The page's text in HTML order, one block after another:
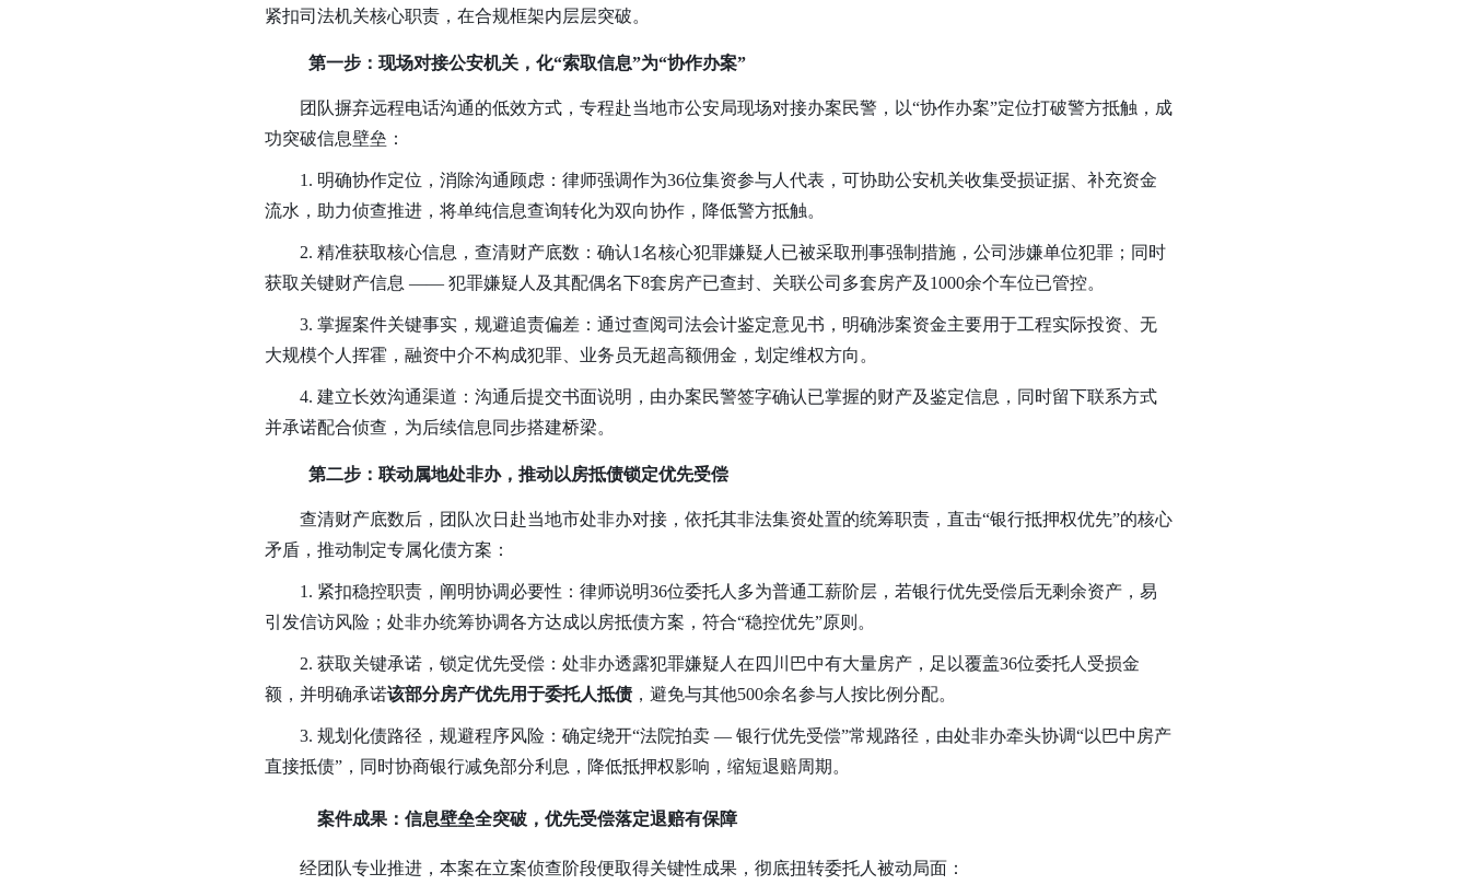
紧扣司法机关核心职责，在合规框架内层层突破。
第一步：现场对接公安机关，化“索取信息”为“协作办案”
团队摒弃远程电话沟通的低效方式，专程赴当地市公安局现场对接办案民警，以“协作办案”定位打破警方抵触，成
功突破信息壁垒：
1. 明确协作定位，消除沟通顾虑：律师强调作为36位集资参与人代表，可协助公安机关收集受损证据、补充资金
流水，助力侦查推进，将单纯信息查询转化为双向协作，降低警方抵触。
2. 精准获取核心信息，查清财产底数：确认1名核心犯罪嫌疑人已被采取刑事强制措施，公司涉嫌单位犯罪；同时
获取关键财产信息 —— 犯罪嫌疑人及其配偶名下8套房产已查封、关联公司多套房产及1000余个车位已管控。
3. 掌握案件关键事实，规避追责偏差：通过查阅司法会计鉴定意见书，明确涉案资金主要用于工程实际投资、无
大规模个人挥霍，融资中介不构成犯罪、业务员无超高额佣金，划定维权方向。
4. 建立长效沟通渠道：沟通后提交书面说明，由办案民警签字确认已掌握的财产及鉴定信息，同时留下联系方式
并承诺配合侦查，为后续信息同步搭建桥梁。
第二步：联动属地处非办，推动以房抵债锁定优先受偿
查清财产底数后，团队次日赴当地市处非办对接，依托其非法集资处置的统筹职责，直击“银行抵押权优先”的核心
矛盾，推动制定专属化债方案：
1. 紧扣稳控职责，阐明协调必要性：律师说明36位委托人多为普通工薪阶层，若银行优先受偿后无剩余资产，易
引发信访风险；处非办统筹协调各方达成以房抵债方案，符合“稳控优先”原则。
2. 获取关键承诺，锁定优先受偿：处非办透露犯罪嫌疑人在四川巴中有大量房产，足以覆盖36位委托人受损金
额，并明确承诺该部分房产优先用于委托人抵债 ， 避免与其他500余名参与人按比例分配。
3. 规划化债路径，规避程序风险：确定绕开“法院拍卖 — 银行优先受偿”常规路径，由处非办牵头协调“以巴中房产
直接抵债”，同时协商银行减免部分利息，降低抵押权影响，缩短退赔周期。
案件成果：信息壁垒全突破，优先受偿落定退赔有保障
经团队专业推进，本案在立案侦查阶段便取得关键性成果，彻底扭转委托人被动局面：